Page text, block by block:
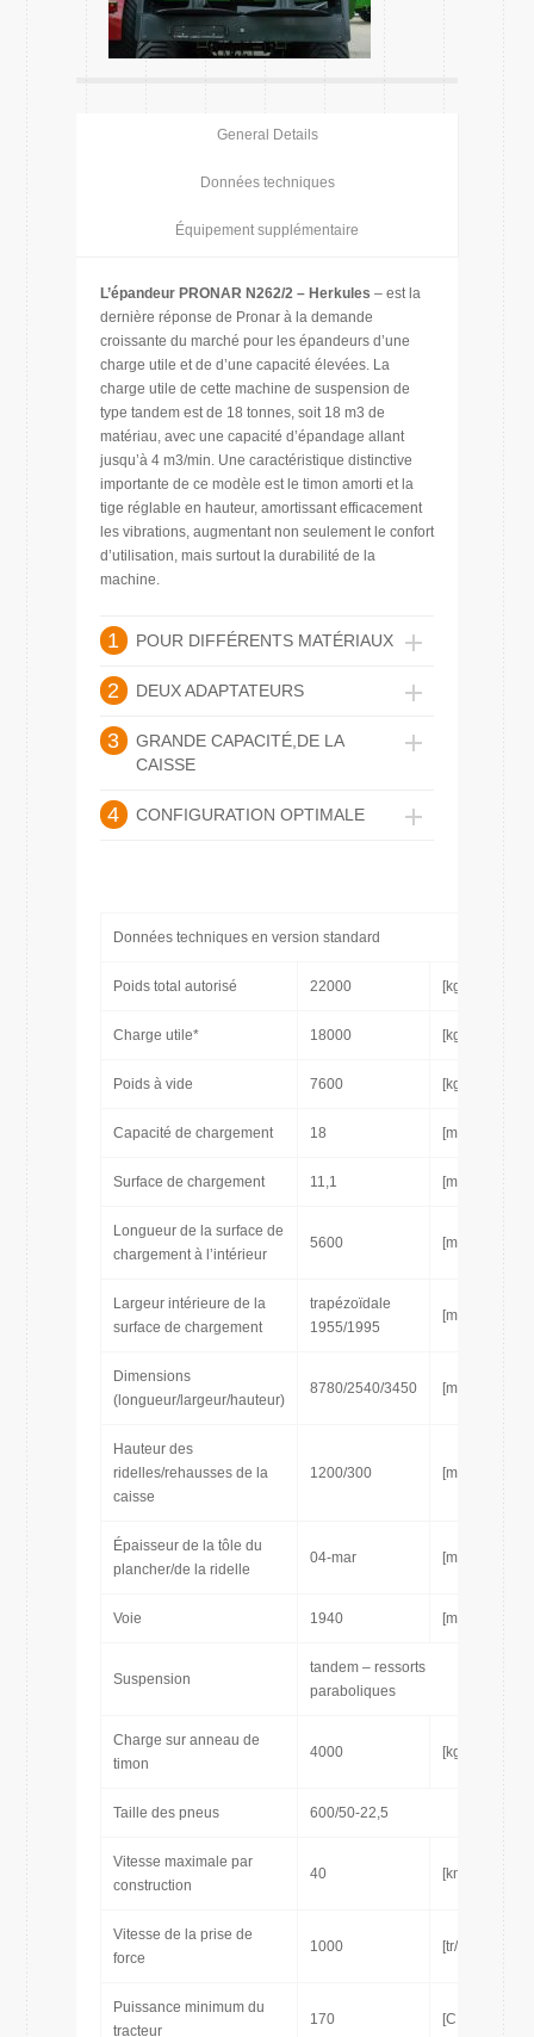
General Details
Données techniques
Équipement supplémentaire
L’épandeur PRONAR N262/2 – Herkules – est la
dernière réponse de Pronar à la demande
croissante du marché pour les épandeurs d’une
charge utile et de d’une capacité élevées. La
charge utile de cette machine de suspension de
type tandem est de 18 tonnes, soit 18 m3 de
matériau, avec une capacité d’épandage allant
jusqu’à 4 m3/min. Une caractéristique distinctive
importante de ce modèle est le timon amorti et la
tige réglable en hauteur, amortissant efficacement
les vibrations, augmentant non seulement le confort
d’utilisation, mais surtout la durabilité de la
machine.
1 POUR DIFFÉRENTS MATÉRIAUX
2 DEUX ADAPTATEURS
3
GRANDE CAPACITÉ,DE LA
CAISSE
4 CONFIGURATION OPTIMALE
Données techniques en version standard
Poids total autorisé 22000 [kg]
Charge utile* 18000 [kg]
Poids à vide 7600 [kg]
Capacité de chargement 18 [m3]
Surface de chargement 11,1 [m2]
Longueur de la surface de
chargement à l’intérieur
5600 [mm]
Largeur intérieure de la
surface de chargement
trapézoïdale
1955/1995
[mm]
Dimensions
(longueur/largeur/hauteur)
8780/2540/3450 [mm]
Hauteur des
ridelles/rehausses de la
caisse
1200/300 [mm]
Épaisseur de la tôle du
plancher/de la ridelle
04-mar [mm]
Voie 1940 [mm]
Suspension
tandem – ressorts
paraboliques
Charge sur anneau de
timon
4000 [kg]
Taille des pneus 600/50-22,5
Vitesse maximale par
construction
40 [km/h]
Vitesse de la prise de
force
1000 [tr/min]
Puissance minimum du
tracteur
170 [CH]